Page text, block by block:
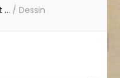
… / Dessin